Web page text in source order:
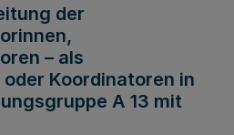
der
– als
Koordinatoren in
A 13 mit